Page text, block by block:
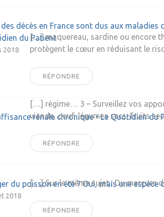
des décès en France sont dus aux
du Patient
2018
[…] maquereau, sardine ou encore
protègent le cœur en réduisant le
RÉPONDRE
rénale chronique • Le Quotidien du
[…] régime… 3 – Surveillez vos
viande, oeuf, légumes secs, fruits
RÉPONDRE
du poisson en été ? Oui, mais une
2018
[…] Sur le même sujet : Du mercure
RÉPONDRE